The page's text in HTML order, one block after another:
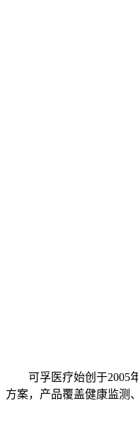
可孚医疗始创于2005年
方案，产品覆盖健康监测